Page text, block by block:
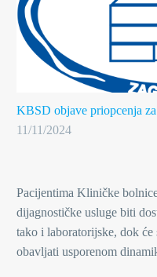
KBSD objave priopcenja
11/11/2024
Pacijentima Kliničke
dijagnostičke usluge biti
tako i laboratorijske, dok
obavljati usporenom